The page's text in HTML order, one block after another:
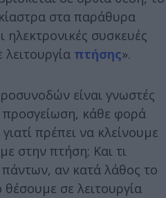
στα παράθυρα
ηλεκτρονικές συσκευές
πτήσης».
είναι γνωστές
προσγείωση, κάθε φορά
πρέπει να κλείνουμε
στην πτήση; Και τι
αν κατά λάθος το
σε λειτουργία